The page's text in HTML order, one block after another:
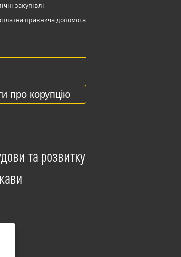
закупівлі
правнича допомога
про корупцію
та розвитку